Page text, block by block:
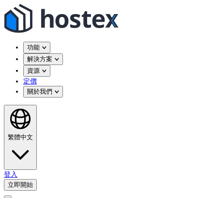
功能
解決方案
資源
定價
關於我們
繁體中文
登入
立即開始